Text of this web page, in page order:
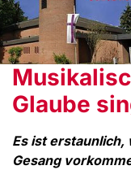
Glaube
Es ist erstaunlich,
Gesang